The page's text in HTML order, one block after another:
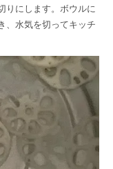
りにします。ボウルに
、水気を切ってキッチ